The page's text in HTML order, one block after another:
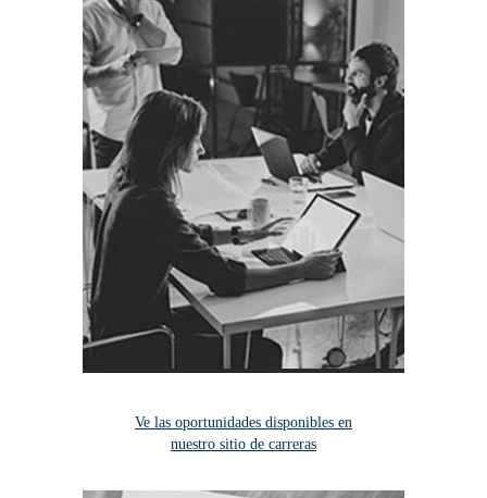
Ve las oportunidades disponibles en
nuestro sitio de carreras